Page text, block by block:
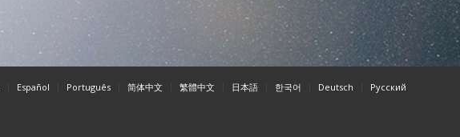
Español Português 简体中文 繁體中文 日本語 한국어 Deutsch Pусский